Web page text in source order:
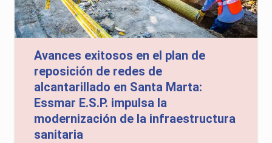
Avances exitosos en el plan de
reposición de redes de
alcantarillado en Santa Marta:
Essmar E.S.P. impulsa la
modernización de la infraestructura
sanitaria